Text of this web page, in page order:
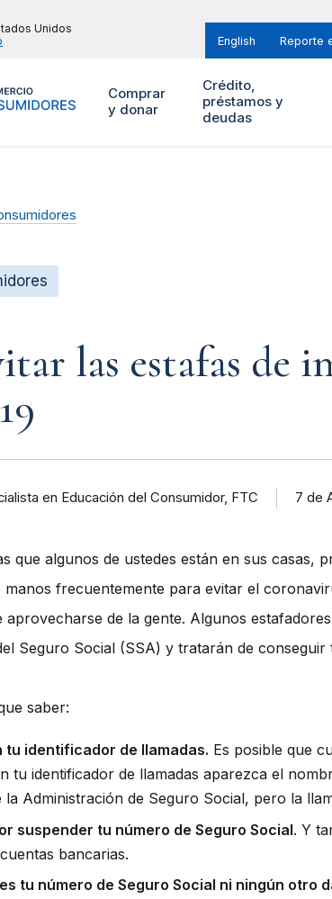
Unidos
English Reporte
Comprar
y donar
Crédito,
préstamos y
deudas
las estafas de
en Educación del Consumidor, FTC 7 de
que algunos de ustedes están en sus casas,
manos frecuentemente para evitar el
de la gente. Algunos
Seguro Social (SSA) y tratarán de
saber:
tu identificador de llamadas. Es posible que
tu identificador de llamadas aparezca el
la Administración de Seguro Social, pero la
suspender tu número de Seguro Social. Y
bancarias.
tu número de Seguro Social ni ningún otro